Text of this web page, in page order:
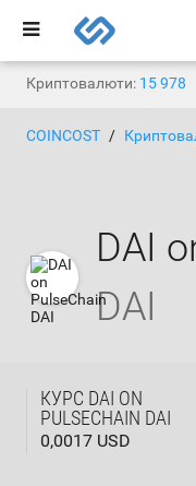
Криптовалюти: 15 978
COINCOST
DAI
DAI
КУРС DAI ON
PULSECHAIN DAI
0,0017 USD